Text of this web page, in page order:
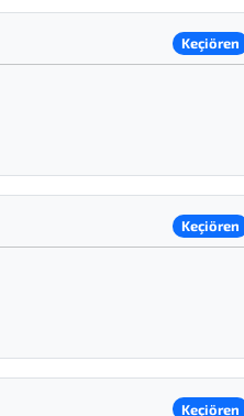
Keçiören
Keçiören
Keçiören